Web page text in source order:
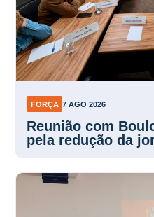
FORÇA 7 AGO 2026
Reunião com
pela redução da